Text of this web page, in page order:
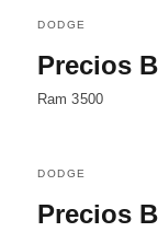
DODGE
Precios
Ram 3500
DODGE
Precios